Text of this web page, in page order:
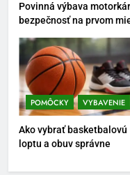
Povinná výbava
bezpečnosť na prvom
POMÔCKY VYBAVENIE
Ako vybrať basketbalovú
loptu a obuv správne
1
a